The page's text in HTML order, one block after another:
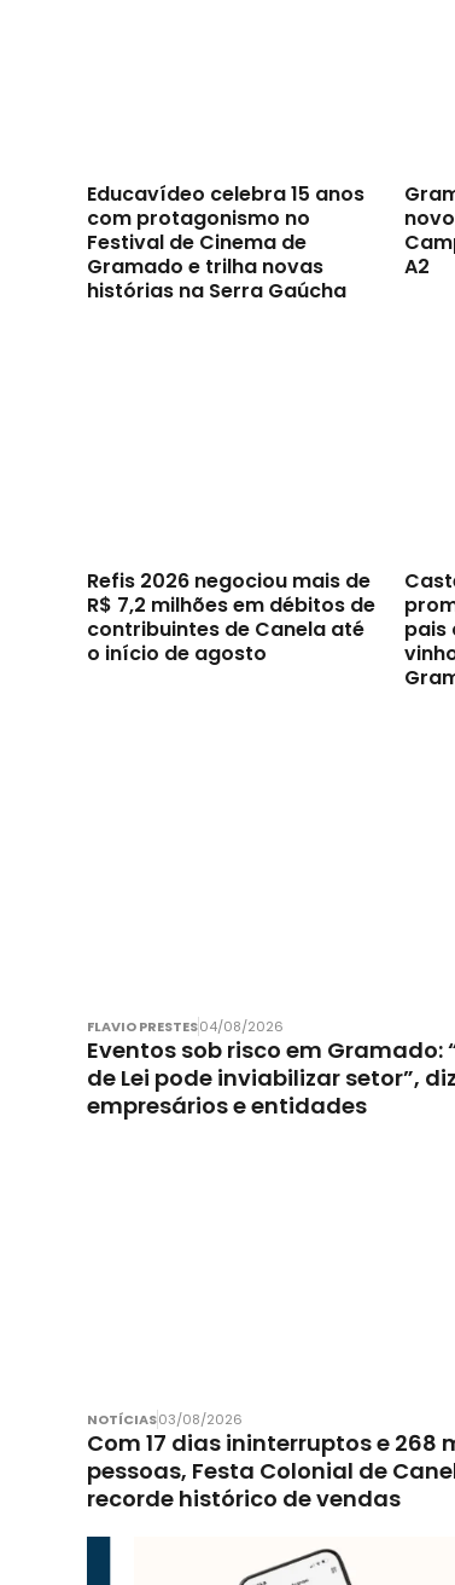
Educavídeo celebra 15 anos
com protagonismo no
Festival de Cinema de
Gramado e trilha novas
histórias na Serra Gaúcha
A2
Refis 2026 negociou mais de
R$ 7,2 milhões em débitos de
contribuintes de Canela até
o início de agosto
pais
FLAVIO PRESTES04/08/2026
Eventos sob risco em Gramado:
de Lei pode inviabilizar setor”,
empresários e entidades
NOTÍCIAS03/08/2026
Com 17 dias ininterruptos e 268
pessoas, Festa Colonial de
recorde histórico de vendas